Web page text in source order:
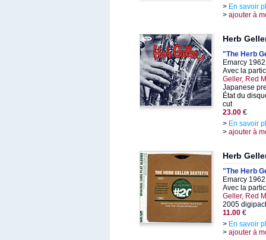
> En savoir
> ajouter à
Herb
"The Herb
Emarcy
Avec la
Geller, Red
Japanese
État du
cut
23.00 €
> En savoir
> ajouter à
Herb
"The Herb
Emarcy
Avec la
Geller, Red
2005
11.00 €
> En savoir
> ajouter à